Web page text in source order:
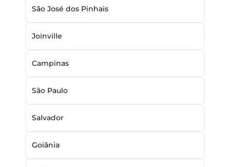
São José dos Pinhais
Joinville
Campinas
São Paulo
Salvador
Goiânia